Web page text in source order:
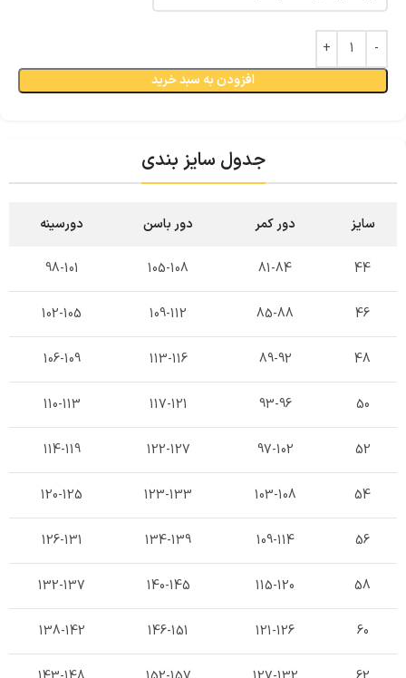
افزودن به سبد خرید
جدول سایز بندی
سایز دور کمر دور باسن دورسینه
44
81-84
105-108
98-101
46
85-88
109-112
102-105
48
89-92
113-116
106-109
50
93-96
117-121
110-113
52
97-102
122-127
114-119
54
103-108
123-133
120-125
56
109-114
134-139
126-131
58
115-120
140-145
132-137
60
121-126
146-151
138-142